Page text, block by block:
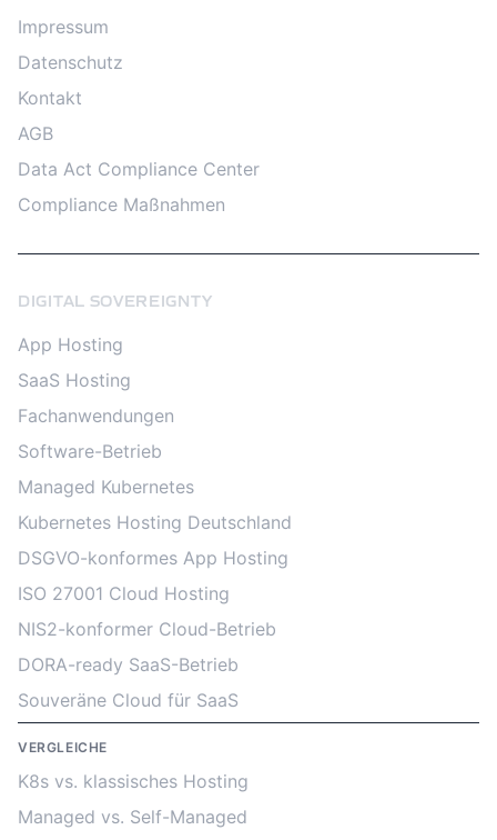
Impressum
Datenschutz
Kontakt
AGB
Data Act Compliance Center
Compliance Maßnahmen
DIGITAL SOVEREIGNTY
App Hosting
SaaS Hosting
Fachanwendungen
Software-Betrieb
Managed Kubernetes
Kubernetes Hosting Deutschland
DSGVO-konformes App Hosting
ISO 27001 Cloud Hosting
NIS2-konformer Cloud-Betrieb
DORA-ready SaaS-Betrieb
Souveräne Cloud für SaaS
VERGLEICHE
K8s vs. klassisches Hosting
Managed vs. Self-Managed